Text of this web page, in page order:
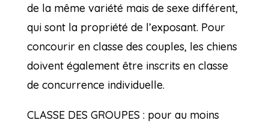
de la même variété mais de sexe différent,
qui sont la propriété de l’exposant. Pour
concourir en classe des couples, les chiens
doivent également être inscrits en classe
de concurrence individuelle.
CLASSE DES GROUPES : pour au moins